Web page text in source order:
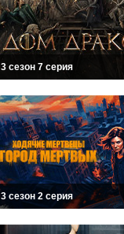
3 сезон 7 серия
3 сезон 2 серия